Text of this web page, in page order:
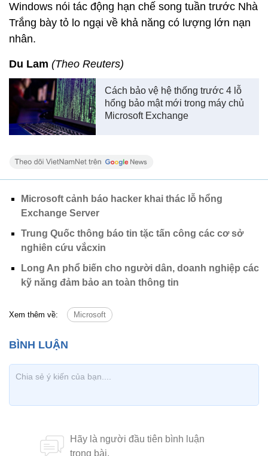
Windows nói tác động hạn chế song tuần trước Nhà
Trắng bày tỏ lo ngại về khả năng có lượng lớn nạn
nhân.
Du Lam (Theo Reuters)
Cách bảo vệ hệ thống trước 4 lỗ
hổng bảo mật mới trong máy chủ
Microsoft Exchange
Microsoft cảnh báo hacker khai thác lỗ hổng
Exchange Server
Trung Quốc thông báo tin tặc tấn công các cơ sở
nghiên cứu vắcxin
Long An phổ biến cho người dân, doanh nghiệp các
kỹ năng đảm bảo an toàn thông tin
Xem thêm về: Microsoft